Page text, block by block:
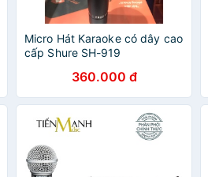
Micro Hát Karaoke có dây cao
cấp Shure SH-919
360.000 đ